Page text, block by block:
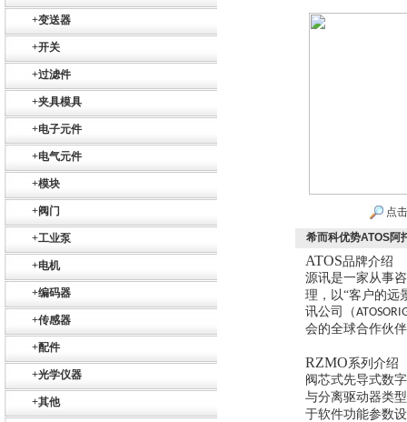
+变送器
+开关
+过滤件
+夹具模具
+电子元件
+电气元件
+模块
+阀门
+工业泵
+电机
+编码器
+传感器
+配件
+光学仪器
+其他
Belimo SF24A-
MFT
点
希而科优势ATOS阿
ATOS品牌介绍
源讯是一家从事
理，以“客户
讯公司（
会的全球合作伙
RZMO系列介绍
阀芯式先导式数
与分离驱动器类
于软件功能参数